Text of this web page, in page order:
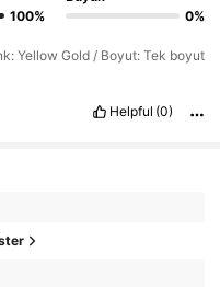
100%
0%
Yellow Gold / Boyut: Tek boyut
Helpful (0)